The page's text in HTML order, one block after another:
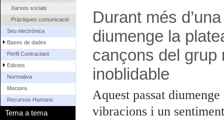
Xarxes socials
Pràctiques comunicació
Seu electrònica
Bases de dades
Perfil Contractant
Edictes
Normativa
Mocions
Recursos Humans
Tema a tema
Durant més
diumenge la
cançons del grup
inoblidable
Aquest passat
vibracions i un